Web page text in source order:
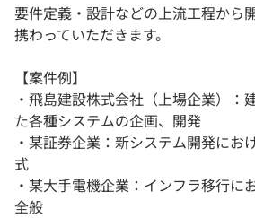
要件定義・設計などの上流工程から
携わっていただきます。
【案件例】
・飛島建設株式会社（上場企業）：
た各種システムの企画、開発
・某証券企業：新システム開発にお
式
・某大手電機企業：インフラ移行に
全般